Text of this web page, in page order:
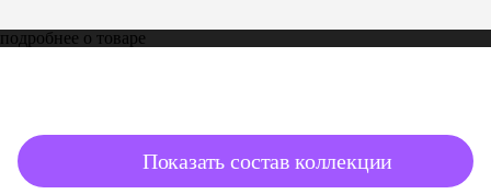
подробнее о товаре
Показать состав коллекции